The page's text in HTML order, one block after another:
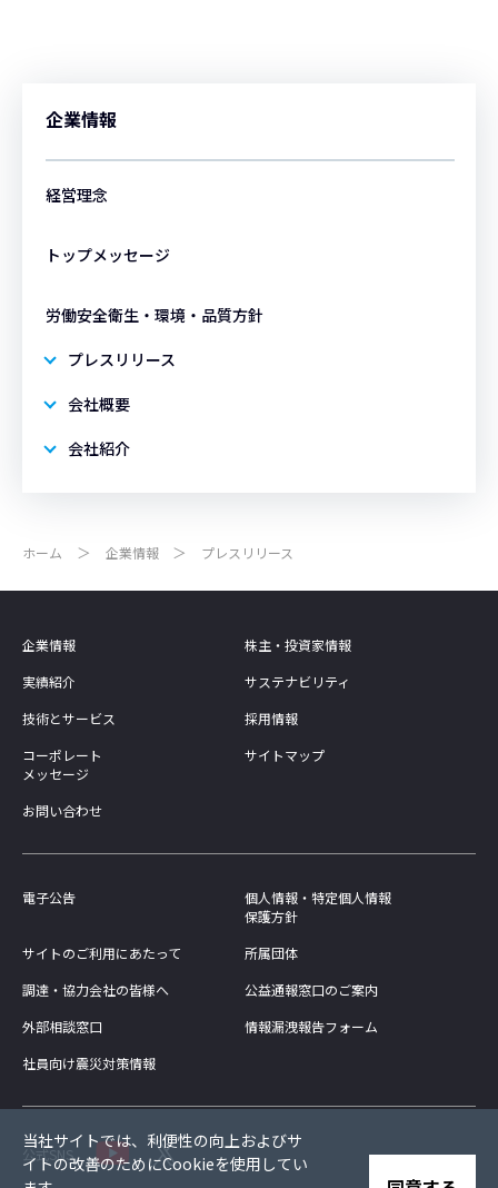
企業情報
経営理念
トップメッセージ
労働安全衛生・環境・品質方針
プレスリリース
会社概要
会社紹介
ホーム 企業情報 プレスリリース
企業情報
株主・投資家情報
実績紹介
サステナビリティ
技術とサービス
採用情報
コーポレート
メッセージ
サイトマップ
お問い合わせ
電子公告
個人情報・特定個人情報
保護方針
サイトのご利用にあたって
所属団体
調達・協力会社の皆様へ
公益通報窓口のご案内
外部相談窓口
情報漏洩報告フォーム
社員向け震災対策情報
公式SNS
当社サイトでは、利便性の向上およびサ
イトの改善のためにCookieを使用してい